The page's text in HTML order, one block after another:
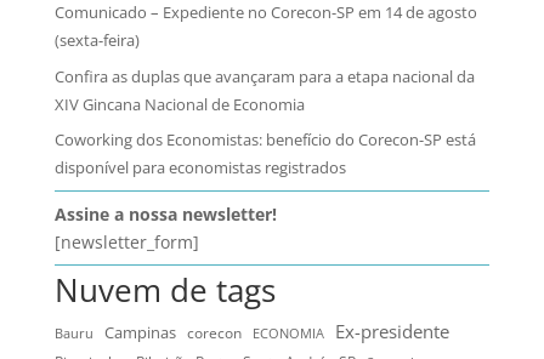
Comunicado – Expediente no Corecon-SP em 14 de agosto
(sexta-feira)
Confira as duplas que avançaram para a etapa nacional da
XIV Gincana Nacional de Economia
Coworking dos Economistas: benefício do Corecon-SP está
disponível para economistas registrados
Assine a nossa newsletter!
[newsletter_form]
Nuvem de tags
Bauru Campinas corecon ECONOMIA Ex-presidente